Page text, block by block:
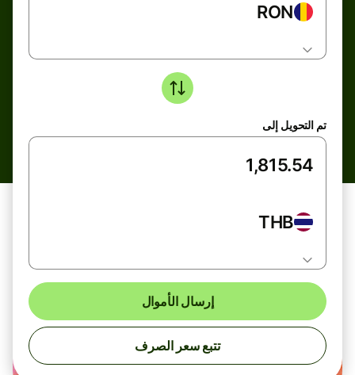
RON
تم التحويل إلى
THB
إرسال الأموال
تتبع سعر الصرف